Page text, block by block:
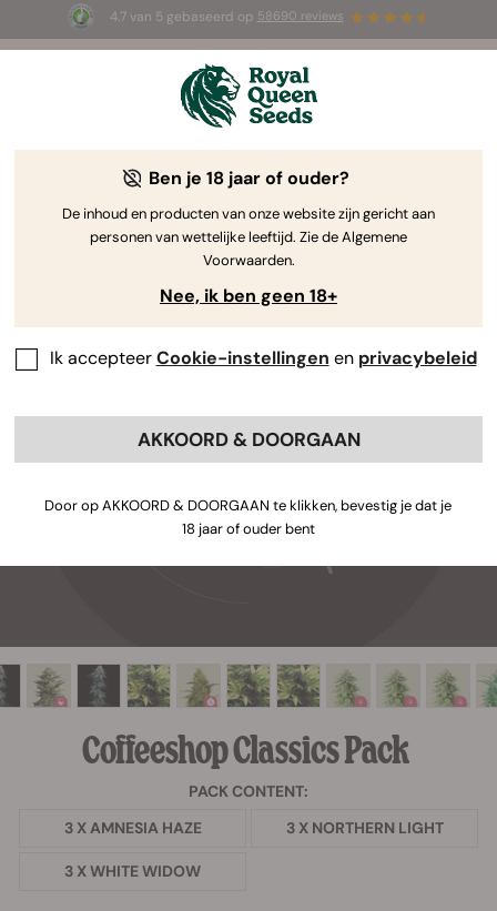
4.7 van 5 gebaseerd op 58690 reviews
3 White Widow Auto zaadjesGRATIS voor de
Coffeeshop Classics Pack
PACK CONTENT:
3 X AMNESIA HAZE
3 X NORTHERN LIGHT
3 X WHITE WIDOW
Ben je 18 jaar of ouder?
De inhoud en producten van onze website zijn gericht aan
personen van wettelijke leeftijd. Zie de Algemene
Voorwaarden.
Nee, ik ben geen 18+
Ik accepteerCookie-instellingen en privacybeleid
AKKOORD & DOORGAAN
Door op AKKOORD & DOORGAAN te klikken, bevestig je dat je
18 jaar of ouder bent